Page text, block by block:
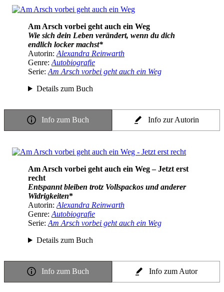
Am Arsch vorbei geht auch ein Weg
Wie sich dein Leben verändert, wenn du dich
endlich locker machst*
Autorin: Alexandra Reinwarth
Genre: Autobiografie
Serie: Am Arsch vorbei geht auch ein Weg
Details zum Buch
Info zum Buch Info zur Autorin
Am Arsch vorbei geht auch ein Weg – Jetzt erst
recht
Entspannt bleiben trotz Vollspackos und anderer
Widrigkeiten*
Autorin: Alexandra Reinwarth
Genre: Autobiografie
Serie: Am Arsch vorbei geht auch ein Weg
Details zum Buch
Info zum Buch Info zum Autor